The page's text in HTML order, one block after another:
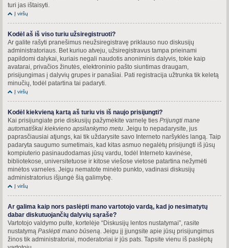
turi jas ištaisyti.
Į viršų
Kodėl aš iš viso turiu užsiregistruoti?
Ar galite rašyti pranešimus neužsiregistravę priklauso nuo diskusijų
administratoriaus. Bet kuriuo atveju, užsiregistravus tampa prieinami
papildomi dalykai, kuriais negali naudotis anoniminis dalyvis, tokie kaip
avatarai, privačios žinutės, elektroninio pašto siuntimas draugam,
prisijungimas į dalyvių grupes ir panašiai. Pati registracija užtrunka tik keletą
minučių, todėl patartina tai padaryti.
Į viršų
Kodėl kiekvieną kartą aš turiu vis iš naujo prisijungti?
Kai prisijungiate prie diskusijų pažymėkite varnelę ties Prijungti mane
automatiškai kiekvieno apsilankymo metu . Jeigu to nepadarysite, jus
paprasčiausiai atjungs, kai tik uždarysite savo Interneto naršyklės langą. Taip
padaryta saugumo sumetimais, kad kitas asmuo negalėtų prisijungti iš jūsų
kompiuterio pasinaudodamas jūsų vardu, todėl Interneto kavinėse,
bibliotekose, universitetuose ir kitose viešose vietose patartina nežymėti
minėtos varneles. Jeigu nematote minėto punkto, vadinasi diskusijų
administratorius išjungė šią galimybę.
Į viršų
Ar galima kaip nors paslėpti mano vartotojo vardą, kad jo nesimatytų
dabar diskutuojančių dalyvių sąraše?
Vartotojo valdymo pulte, kortelėje “Diskusijų lentos nustatymai”, rasite
nustatymą Paslėpti mano būseną . Jeigu jį įjungsite apie jūsų prisijungimus
žinos tik administratoriai, moderatoriai ir jūs pats. Tapsite vienu iš paslėptų